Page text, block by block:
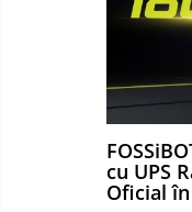
cu UPS
Oficial